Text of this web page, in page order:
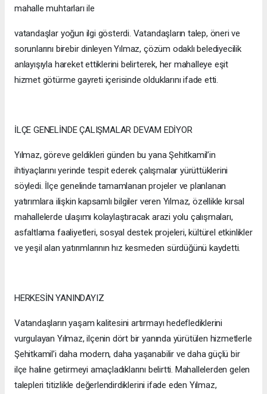
mahalle muhtarları ile
vatandaşlar yoğun ilgi gösterdi. Vatandaşların talep, öneri ve
sorunlarını birebir dinleyen Yılmaz, çözüm odaklı belediyecilik
anlayışıyla hareket ettiklerini belirterek, her mahalleye eşit
hizmet götürme gayreti içerisinde olduklarını ifade etti.
İLÇE GENELİNDE ÇALIŞMALAR DEVAM EDİYOR
Yılmaz, göreve geldikleri günden bu yana Şehitkamil’in
ihtiyaçlarını yerinde tespit ederek çalışmalar yürüttüklerini
söyledi. İlçe genelinde tamamlanan projeler ve planlanan
yatırımlara ilişkin kapsamlı bilgiler veren Yılmaz, özellikle kırsal
mahallelerde ulaşımı kolaylaştıracak arazi yolu çalışmaları,
asfaltlama faaliyetleri, sosyal destek projeleri, kültürel etkinlikler
ve yeşil alan yatırımlarının hız kesmeden sürdüğünü kaydetti.
HERKESİN YANINDAYIZ
Vatandaşların yaşam kalitesini artırmayı hedeflediklerini
vurgulayan Yılmaz, ilçenin dört bir yanında yürütülen hizmetlerle
Şehitkamil’i daha modern, daha yaşanabilir ve daha güçlü bir
ilçe haline getirmeyi amaçladıklarını belirtti. Mahallelerden gelen
talepleri titizlikle değerlendirdiklerini ifade eden Yılmaz,